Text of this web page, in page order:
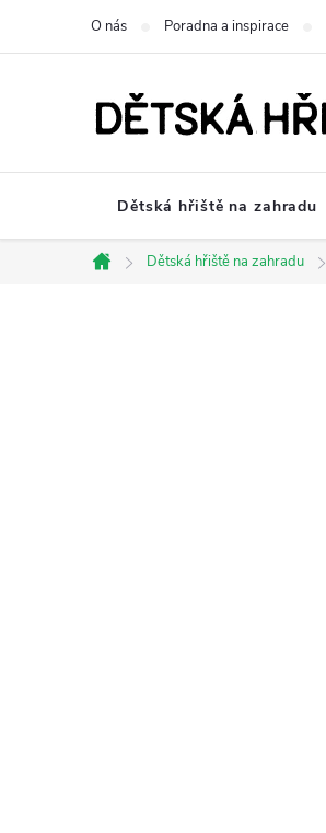
O nás Poradna a inspirace
Dětská hřiště na zahradu
Domů
Dětská hřiště na zahradu